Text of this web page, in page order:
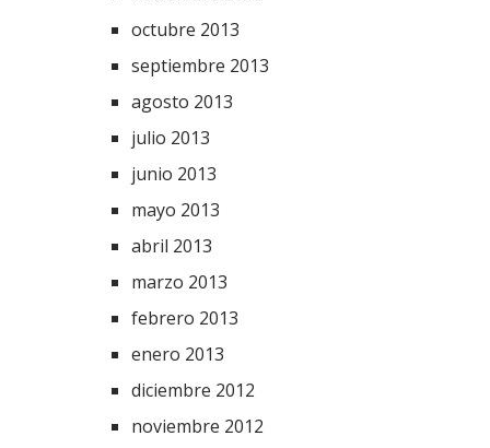
octubre 2013
septiembre 2013
agosto 2013
julio 2013
junio 2013
mayo 2013
abril 2013
marzo 2013
febrero 2013
enero 2013
diciembre 2012
noviembre 2012